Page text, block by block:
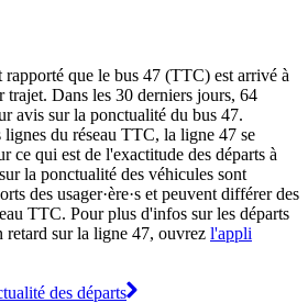
rapporté que le bus 47 (TTC) est arrivé à
trajet. Dans les 30 derniers jours, 64
avis sur la ponctualité du bus 47.
lignes du réseau TTC, la ligne 47 se
ce qui est de l'exactitude des départs à
la ponctualité des véhicules sont
des usager·ère·s et peuvent différer des
TTC. Pour plus d'infos sur les départs
retard sur la ligne 47, ouvrez l'appli
des départs